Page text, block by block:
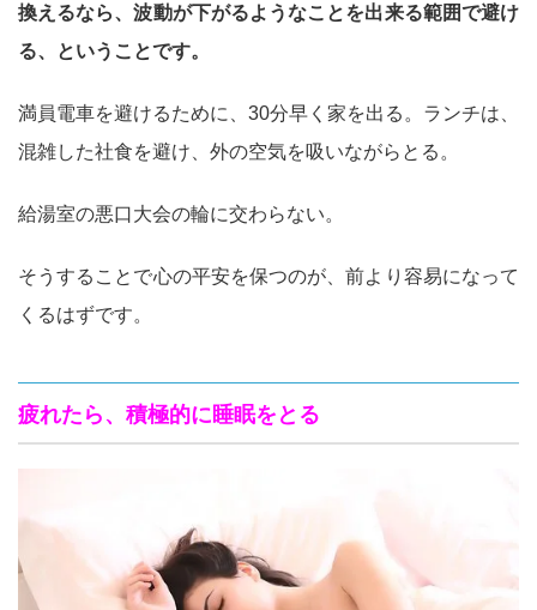
換えるなら、波動が下がるようなことを出来る範囲で避け
る、ということです。
満員電車を避けるために、30分早く家を出る。ランチは、
混雑した社食を避け、外の空気を吸いながらとる。
給湯室の悪口大会の輪に交わらない。
そうすることで心の平安を保つのが、前より容易になって
くるはずです。
疲れたら、積極的に睡眠をとる